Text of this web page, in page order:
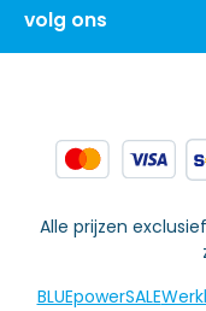
volg ons
Alle prijzen
BLUEpowerSALE